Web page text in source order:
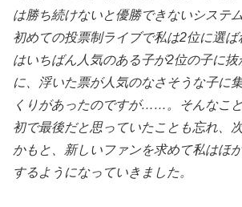
は勝ち続けないと優勝できないシステ
初めての投票制ライブで私は2位に選
はいちばん人気のある子が2位の子に抜
に、浮いた票が人気のなさそうな子に
くりがあったのですが……。そんなこ
初で最後だと思っていたことも忘れ、
かもと、新しいファンを求めて私はほ
するようになっていきました。